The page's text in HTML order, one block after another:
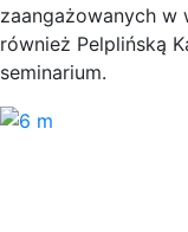
zaangażowanych w
również Pelplińską
seminarium.